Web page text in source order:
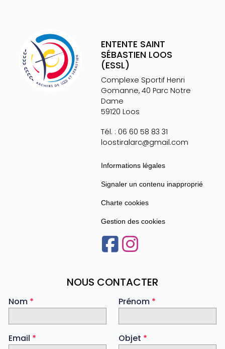
ENTENTE SAINT
SÉBASTIEN LOOS
(ESSL)
Complexe Sportif Henri
Gomanne, 40 Parc Notre
Dame
59120 Loos
Tél. : 06 60 58 83 31
loostiralarc@gmail.com
Informations légales
Signaler un contenu inapproprié
Charte cookies
Gestion des cookies
NOUS CONTACTER
Nom *
Email *
Prénom *
Objet *